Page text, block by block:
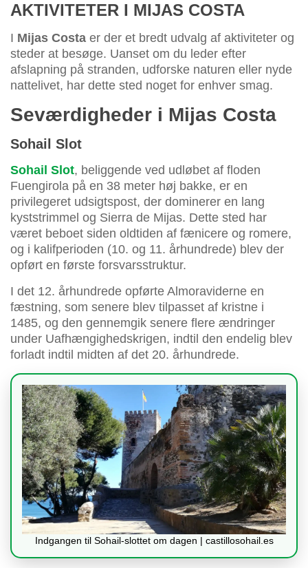
AKTIVITETER I MIJAS COSTA
I Mijas Costa er der et bredt udvalg af aktiviteter og
steder at besøge. Uanset om du leder efter
afslapning på stranden, udforske naturen eller nyde
nattelivet, har dette sted noget for enhver smag.
Seværdigheder i Mijas Costa
Sohail Slot
Sohail Slot, beliggende ved udløbet af floden
Fuengirola på en 38 meter høj bakke, er en
privilegeret udsigtspost, der dominerer en lang
kyststrimmel og Sierra de Mijas. Dette sted har
været beboet siden oldtiden af fænicere og romere,
og i kalifperioden (10. og 11. århundrede) blev der
opført en første forsvarsstruktur.
I det 12. århundrede opførte Almoraviderne en
fæstning, som senere blev tilpasset af kristne i
1485, og den gennemgik senere flere ændringer
under Uafhængighedskrigen, indtil den endelig blev
forladt indtil midten af det 20. århundrede.
Indgangen til Sohail-slottet om dagen | castillosohail.es